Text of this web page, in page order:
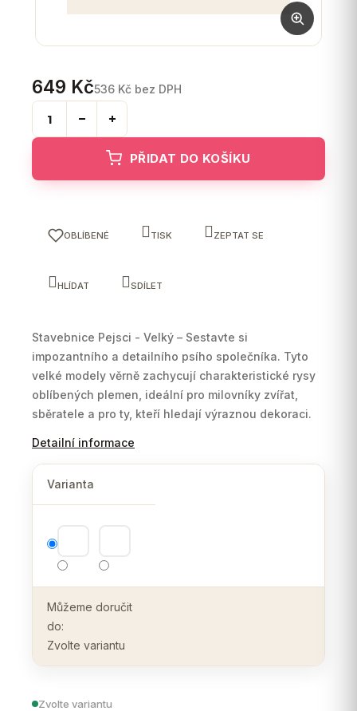
649 Kč536 Kč bez DPH
Zvolte variantu
Varianta
Můžeme doručit
do:
Zvolte variantu
PŘIDAT DO KOŠÍKU
Stavebnice Pejsci - Velký – Sestavte si
impozantního a detailního psího společníka. Tyto
velké modely věrně zachycují charakteristické rysy
oblíbených plemen, ideální pro milovníky zvířat,
sběratele a pro ty, kteří hledají výraznou dekoraci.
Detailní informace
OBLÍBENÉ TISK ZEPTAT SE
HLÍDAT SDÍLET